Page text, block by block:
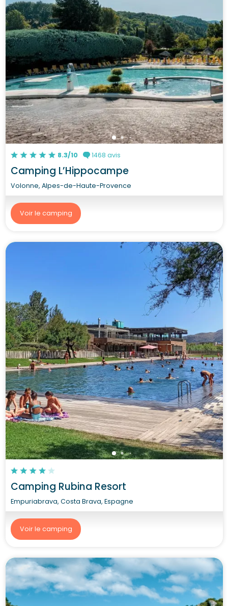
8.3/10 1468 avis
Camping L’Hippocampe
Volonne, Alpes-de-Haute-Provence
Voir le camping
Camping Rubina Resort
Empuriabrava, Costa Brava, Espagne
Voir le camping